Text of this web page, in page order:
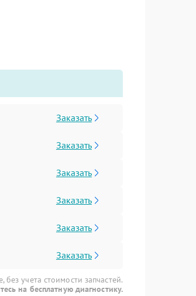
Заказать
Заказать
Заказать
Заказать
Заказать
Заказать
учета стоимости запчастей.
на бесплатную диагностику.